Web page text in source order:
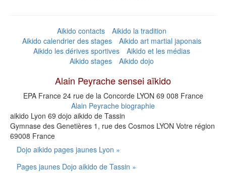
Aikido contacts
Aikido la tradition
Aikido calendrier des stages
Aikido art martial japonais
Aikido les dérives sportives
Aikido et les médias
Aikido stages
Aikido dojo
Alain Peyrache sensei aïkido
EPA France 24 rue de la Concorde LYON 69 008 France
Alain Peyrache biographie
aikido Lyon 69 dojo aikido de Tassin
Gymnase des Genetières 1, rue des Cosmos LYON Votre région
69008 France
Dojo aikido pages jaunes Lyon »
Pages jaunes Dojo aikido de Tassin »